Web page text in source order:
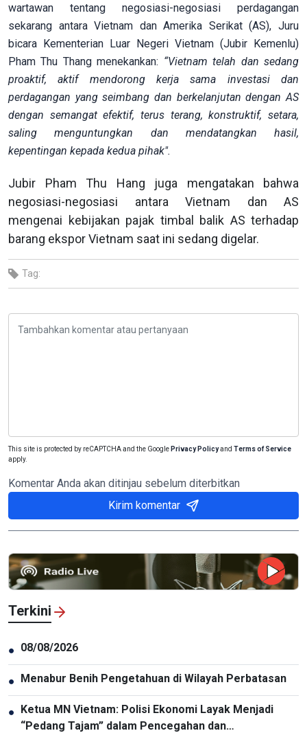
wartawan tentang negosiasi-negosiasi perdagangan
sekarang antara Vietnam dan Amerika Serikat (AS), Juru
bicara Kementerian Luar Negeri Vietnam (Jubir Kemenlu)
Pham Thu Thang menekankan: “Vietnam telah dan sedang
proaktif, aktif mendorong kerja sama investasi dan
perdagangan yang seimbang dan berkelanjutan dengan AS
dengan semangat efektif, terus terang, konstruktif, setara,
saling menguntungkan dan mendatangkan hasil,
kepentingan kepada kedua pihak".
Jubir Pham Thu Hang juga mengatakan bahwa
negosiasi-negosiasi antara Vietnam dan AS
mengenai kebijakan pajak timbal balik AS terhadap
barang ekspor Vietnam saat ini sedang digelar.
Tag:
This site is protected by reCAPTCHA and the Google Privacy Policyand Terms of Service
apply.
Komentar Anda akan ditinjau sebelum diterbitkan
Kirim komentar
Terkini
● 08/08/2026
● Menabur Benih Pengetahuan di Wilayah Perbatasan
● Ketua MN Vietnam: Polisi Ekonomi Layak Menjadi
“Pedang Tajam” dalam Pencegahan dan